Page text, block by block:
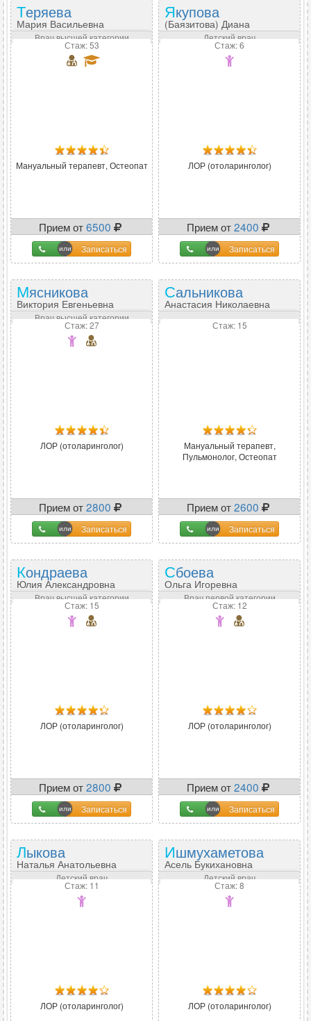
Теряева
Мария Васильевна
Врач высшей категории
Стаж: 53
Мануальный терапевт, Остеопат
Прием от6500
Записаться
Якупова
(Баязитова) Диана
ГамилевнаДетский врач
Стаж: 6
ЛОР (отоларинголог)
Прием от2400
Записаться
Мясникова
Виктория Евгеньевна
Врач высшей категории
Стаж: 27
ЛОР (отоларинголог)
Прием от2800
Записаться
Сальникова
Анастасия Николаевна
Стаж: 15
Мануальный терапевт,
Пульмонолог, Остеопат
Прием от2600
Записаться
Кондраева
Юлия Александровна
Врач высшей категории
Стаж: 15
ЛОР (отоларинголог)
Прием от2800
Записаться
Сбоева
Ольга Игоревна
Врач первой категории
Стаж: 12
ЛОР (отоларинголог)
Прием от2400
Записаться
Лыкова
Наталья Анатольевна
Детский врач
Стаж: 11
ЛОР (отоларинголог)
Ишмухаметова
Асель Букихановна
Детский врач
Стаж: 8
ЛОР (отоларинголог)